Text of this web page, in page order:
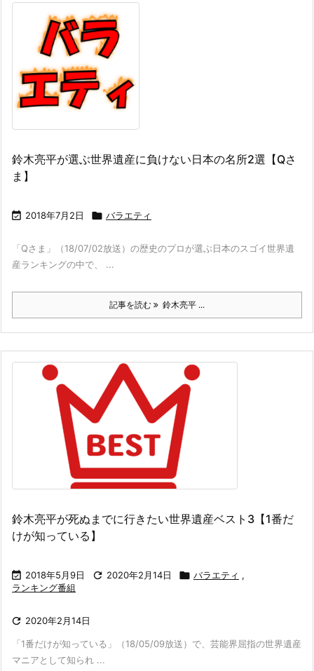
鈴木亮平が選ぶ世界遺産に負けない日本の名所2選【Qさ
ま】
 2018年7月2日  バラエティ
「Qさま」（18/07/02放送）の歴史のプロが選ぶ日本のスゴイ世界遺
産ランキングの中で、 ...
記事を読む 鈴木亮平 ...
鈴木亮平が死ぬまでに行きたい世界遺産ベスト3【1番だ
けが知っている】
 2018年5月9日  2020年2月14日  バラエティ ,
ランキング番組
 2020年2月14日
「1番だけが知っている」（18/05/09放送）で、芸能界屈指の世界遺産
マニアとして知られ ...